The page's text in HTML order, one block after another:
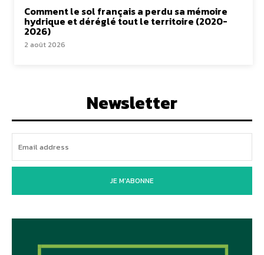
Comment le sol français a perdu sa mémoire
hydrique et déréglé tout le territoire (2020-
2026)
2 août 2026
Newsletter
JE M'ABONNE